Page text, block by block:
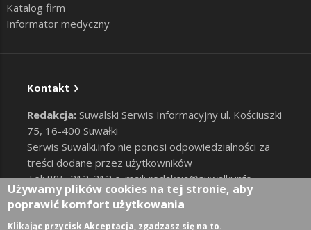
Katalog firm
Informator medyczny
Kontakt
Redakcja: Suwalski Serwis Informacyjny ul. Kościuszki
75, 16-400 Suwałki
Serwis Suwalki.info nie ponosi odpowiedzialności za
treści dodane przez użytkowników
Tel: 885-212-212 e-mail:redakcja@suwalki.info,
reklama@suwalki.info
RODO |Cookies
Zaloguj
Używamy plików cookies na tej stronie, aby
poprawić komfort użytkowania
Klikając przycisk Akceptacja, zgadzasz się na to.